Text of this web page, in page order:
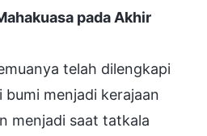
pada Akhir
telah dilengkapi
bumi menjadi kerajaan
menjadi saat tatkala